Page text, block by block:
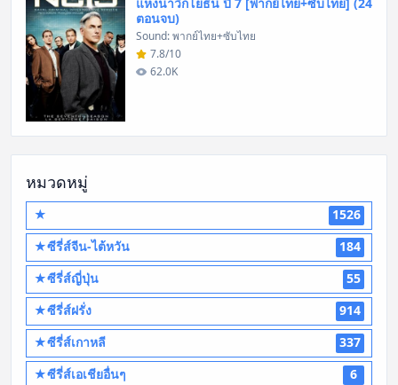
ตอนจบ)
Sound: พากย์ไทย+ซับไทย
7.8/10
62.0K
หมวดหมู่
★
1526
★ซีรี่ส์จีน-ไต้หวัน
184
★ซีรี่ส์ญี่ปุ่น
55
★ซีรี่ส์ฝรั่ง
914
★ซีรี่ส์เกาหลี
337
★ซีรี่ส์เอเชียอื่นๆ
6